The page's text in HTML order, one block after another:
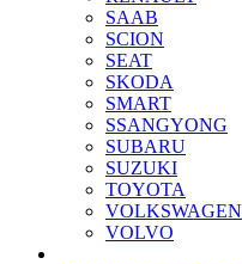
SAAB
SCION
SEAT
SKODA
SMART
SSANGYONG
SUBARU
SUZUKI
TOYOTA
VOLKSWAGEN
VOLVO